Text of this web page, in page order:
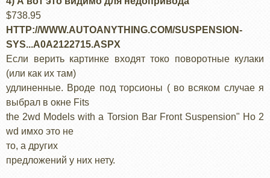
$738.95
HTTP://WWW.AUTOANYTHING.COM/SUSPENSION-
SYS...A0A2122715.ASPX
Если верить картинке входят токо поворотные кулаки
(или как их там)
удлиненные. Вроде под торсионы ( во всяком случае я
выбрал в окне Fits
the 2wd Models with a Torsion Bar Front Suspension" Но 2
wd имхо это не
то, а других
предложений у них нету.